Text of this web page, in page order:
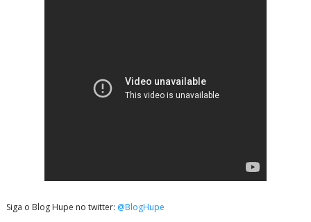
Siga o Blog Hupe no twitter: @BlogHupe